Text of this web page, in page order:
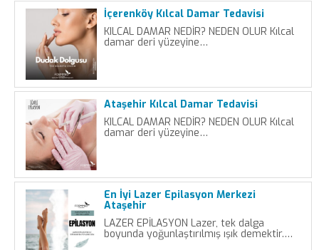
İçerenköy Kılcal Damar Tedavisi
KILCAL DAMAR NEDİR? NEDEN OLUR Kılcal
damar deri yüzeyine…
Ataşehir Kılcal Damar Tedavisi
KILCAL DAMAR NEDİR? NEDEN OLUR Kılcal
damar deri yüzeyine…
En İyi Lazer Epilasyon Merkezi
Ataşehir
LAZER EPİLASYON Lazer, tek dalga
boyunda yoğunlaştırılmış ışık demektir.…